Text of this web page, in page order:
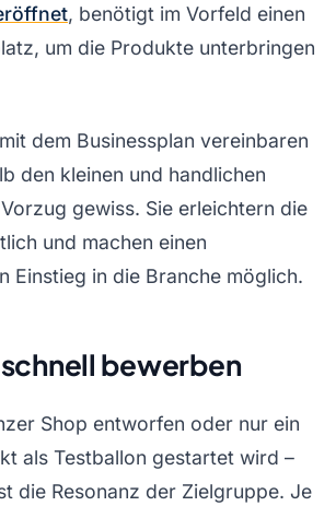
, benötigt im Vorfeld einen
um die Produkte unterbringen
dem Businessplan vereinbaren
den kleinen und handlichen
gewiss. Sie erleichtern die
und machen einen
Einstieg in die Branche möglich.
bewerben
Shop entworfen oder nur ein
als Testballon gestartet wird –
die Resonanz der Zielgruppe. Je